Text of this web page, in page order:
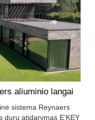
aliuminio langai
sistema Reynaers
atidarymas E‘KEY